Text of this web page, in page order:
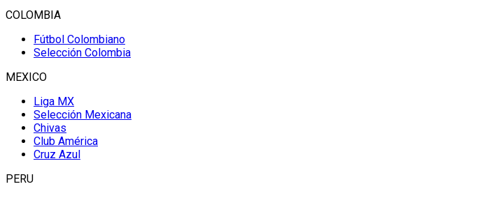
COLOMBIA
Fútbol Colombiano
Selección Colombia
MEXICO
Liga MX
Selección Mexicana
Chivas
Club América
Cruz Azul
PERU